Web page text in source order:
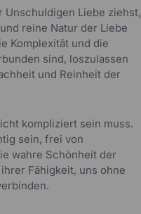
Unschuldigen Liebe ziehst,
reine Natur der Liebe
Komplexität und die
sind, loszulassen
und Reinheit der
kompliziert sein muss.
sein, frei von
wahre Schönheit der
Fähigkeit, uns ohne